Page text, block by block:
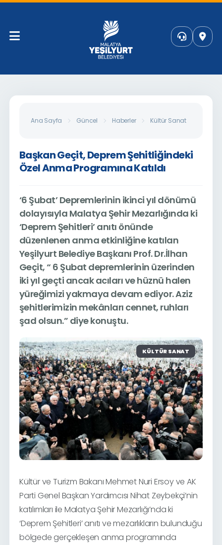
Ana Sayfa Güncel Haberler Kültür Sanat
Başkan Geçit, Deprem Şehitliğindeki
Özel Anma Programına Katıldı
‘6 Şubat’ Depremlerinin ikinci yıl dönümü
dolayısıyla Malatya Şehir Mezarlığında ki
‘Deprem Şehitleri’ anıtı önünde
düzenlenen anma etkinliğine katılan
Yeşilyurt Belediye Başkanı Prof. Dr.İlhan
Geçit, “ 6 Şubat depremlerinin üzerinden
iki yıl geçti ancak acıları ve hüznü halen
yüreğimizi yakmaya devam ediyor. Aziz
şehitlerimizin mekânları cennet, ruhları
şad olsun.” diye konuştu.
KÜLTÜR SANAT
Kültür ve Turizm Bakanı Mehmet Nuri Ersoy ve AK
Parti Genel Başkan Yardımcısı Nihat Zeybekçi’nin
katılımları ile Malatya Şehir Mezarlığı’nda ki
‘Deprem Şehitleri’ anıtı ve mezarlıkların bulunduğu
bölgede gerçekleşen anma programında